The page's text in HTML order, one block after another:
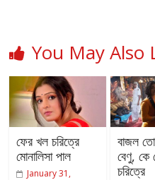
You May Also
ফের খল চরিত্রে
মোনালিসা পাল
January 31,
বাজল
বেণু, কে
চরিত্রে